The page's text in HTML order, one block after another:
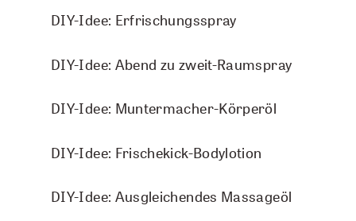
DIY-Idee: Erfrischungsspray
DIY-Idee: Abend zu zweit-Raumspray
DIY-Idee: Muntermacher-Körperöl
DIY-Idee: Frischekick-Bodylotion
DIY-Idee: Ausgleichendes Massageöl